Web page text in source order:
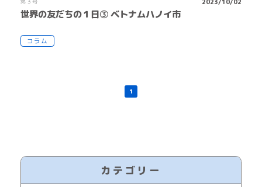
2023/10/02
世界の友だちの１日③ ベトナムハノイ市
コラム
1
カテゴリー